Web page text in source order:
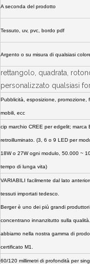
A seconda del prodotto
Tessuto, uv, pvc, bordo pdf
Argento o su misura di qualsiasi
rettangolo, quadrata,
personalizzato qualsiasi
Pubblicità, esposizione, promozione,
mobili, ecc
cip marchio CREE per edgelit; marca
retroilluminato. (3, 6 o 9 LED per
18W o 27W ogni modulo, 50.000 ~
tempo di lunga vita)
VARIABILI facilmente dal lato
tessuti importati tedesco.
Berger è uno dei più grandi
concentrano innanzitutto sulla
abbiamo nella nostra gamma di
certificato M1.
60/120 millimetri di profondità per